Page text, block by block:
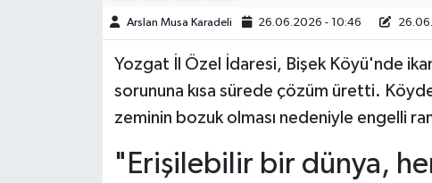
Arslan Musa Karadeli 26.06.2026 - 10:46
Yozgat İl Özel İdaresi, Bişek Köyü'nde
sorununa kısa sürede çözüm üretti.
zeminin bozuk olması nedeniyle engelli
"Erişilebilir bir dünya,